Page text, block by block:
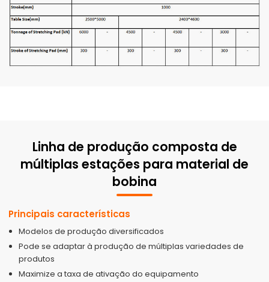
Linha de produção composta de
múltiplas estações para material de
bobina
Principais características
Modelos de produção diversificados
Pode se adaptar à produção de múltiplas variedades de
produtos
Maximize a taxa de ativação do equipamento